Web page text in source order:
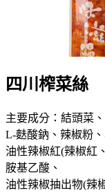
四川榨菜絲
主要成分：結頭菜
L-麩酸鈉、辣椒粉、
油性辣椒紅(辣椒紅
胺基乙酸、
油性辣椒抽出物(辣